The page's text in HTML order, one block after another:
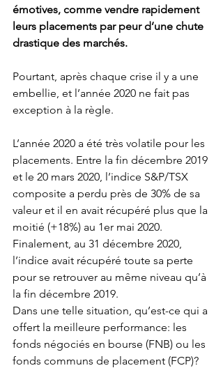
émotives, comme vendre rapidement
leurs placements par peur d’une chute
drastique des marchés.
Pourtant, après chaque crise il y a une
embellie, et l’année 2020 ne fait pas
exception à la règle.
L’année 2020 a été très volatile pour les
placements. Entre la fin décembre 2019
et le 20 mars 2020, l’indice S&P/TSX
composite a perdu près de 30% de sa
valeur et il en avait récupéré plus que la
moitié (+18%) au 1er mai 2020.
Finalement, au 31 décembre 2020,
l’indice avait récupéré toute sa perte
pour se retrouver au même niveau qu’à
la fin décembre 2019.
Dans une telle situation, qu’est-ce qui a
offert la meilleure performance: les
fonds négociés en bourse (FNB) ou les
fonds communs de placement (FCP)?